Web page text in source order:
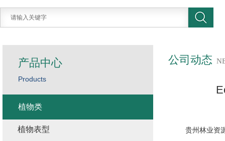
公司动态
贵州林业资
产品中心
Products
植物类
植物表型